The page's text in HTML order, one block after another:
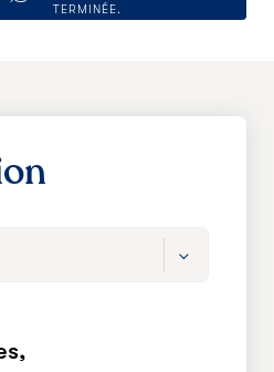
TERMINÉE.